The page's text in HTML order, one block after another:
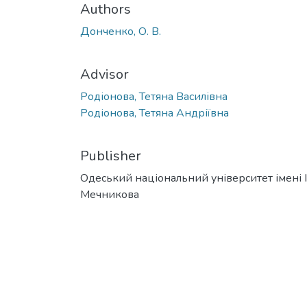
Authors
Донченко, О. В.
Advisor
Родіонова, Тетяна Василівна
Родіонова, Тетяна Андріївна
Publisher
Одеський національний університет імені
Мечникова